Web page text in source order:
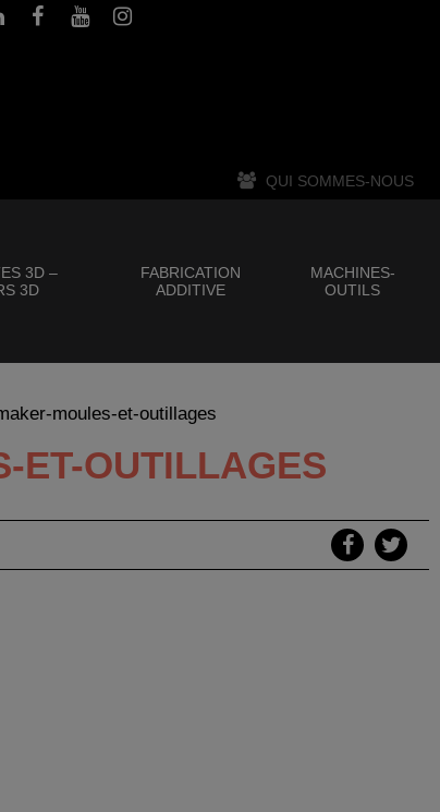
QUI SOMMES-NOUS
3D –
3D
FABRICATION
ADDITIVE
MACHINES-
OUTILS
moules-et-outillages
ET-OUTILLAGES